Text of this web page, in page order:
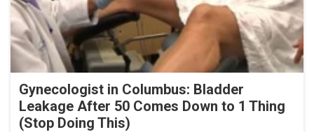
Gynecologist in Columbus: Bladder
Leakage After 50 Comes Down to 1 Thing
(Stop Doing This)